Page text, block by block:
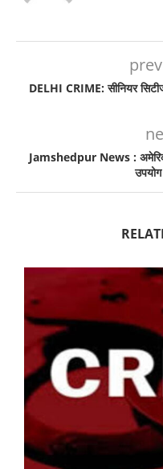
DELHI CRIME: सीनियर
Jamshedpur News : अमेरिकी